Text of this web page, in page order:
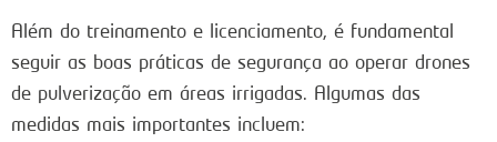
Além do treinamento e licenciamento, é fundamental
seguir as boas práticas de segurança ao operar drones
de pulverização em áreas irrigadas. Algumas das
medidas mais importantes incluem: